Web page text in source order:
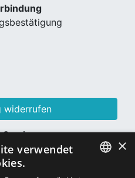
widerrufen
Services
×
verwendet